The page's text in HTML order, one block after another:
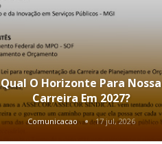
Qual O Horizonte Para Nossa
Carreira Em 2027?
Comunicacao 17 jul, 2026